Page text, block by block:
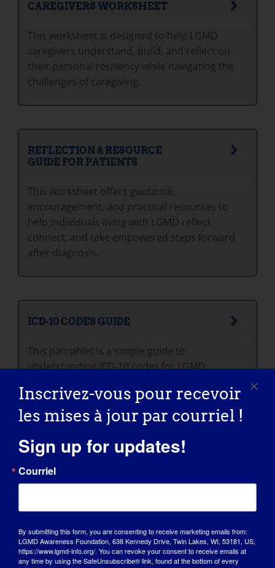
CAREGIVERS WORKSHEET
This worksheet is designed to help LGMD
caregivers understand, build, and reflect on
their personal resiliency while navigating the
challenges of caregiving.
REFLECTION & RESOURCE
GUIDE FOR PATIENTS
This worksheet offers guidance,
encouragement, and practical resources to
help individuals living with LGMD reflect,
connect, and take empowered steps forward
after diagnosis.
ICD-10 CODES GUIDE
This pamphlet is a simple guide to
understanding ICD‑10 codes for LGMD.
Œuvre d'art de la
clinique
Inscrivez-vous pour recevoir
les mises à jour par courriel !
Sign up for updates!
Courriel
By submitting this form, you are consenting to receive marketing emails from:
LGMD Awareness Foundation, 638 Kennedy Drive, Twin Lakes, WI, 53181, US,
https://www.lgmd-info.org/. You can revoke your consent to receive emails at
any time by using the SafeUnsubscribe® link, found at the bottom of every